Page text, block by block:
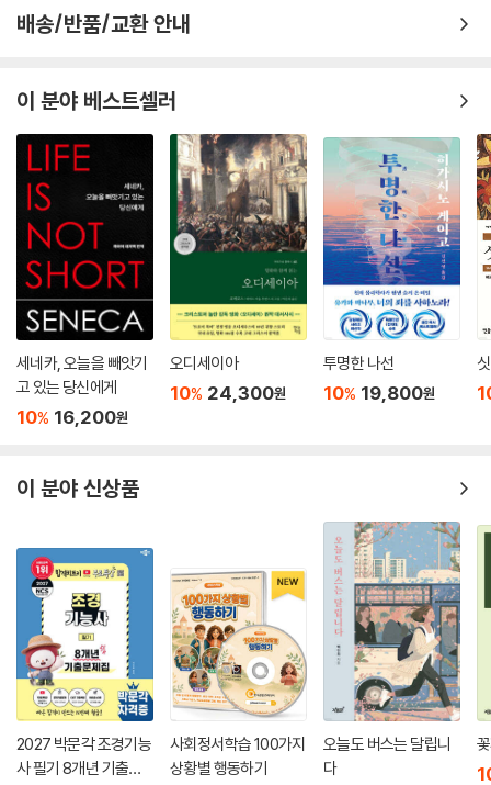
배송/반품/교환 안내
이 분야 베스트셀러
세네카, 오늘을 빼앗기
고 있는 당신에게
10% 16,200원
오디세이아
10% 24,300원
투명한 나선
10% 19,800원
이 분야 신상품
2027 박문각 조경기능
사 필기 8개년 기출문
사회정서학습 100가지
상황별 행동하기
오늘도 버스는 달립니
다